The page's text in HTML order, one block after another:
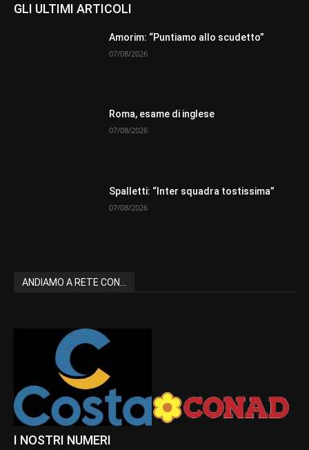
GLI ULTIMI ARTICOLI
Amorim: “Puntiamo allo scudetto”
07/08/2026
Roma, esame di inglese
07/08/2026
Spalletti: “Inter squadra tostissima”
07/08/2026
ANDIAMO A RETE CON...
I NOSTRI NUMERI